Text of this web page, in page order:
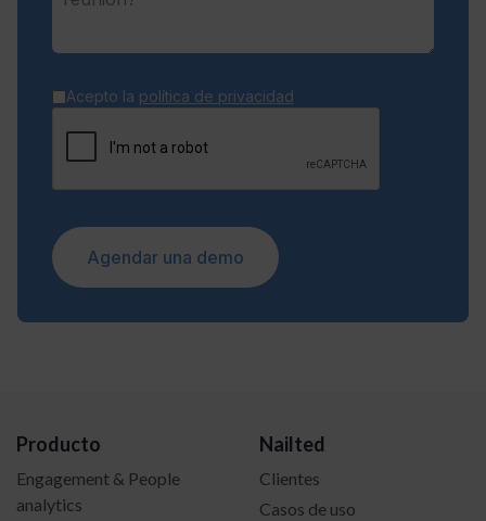
Acepto la política de privacidad
Agendar una demo
Producto
Engagement & People
analytics
Nailted
Clientes
Casos de uso